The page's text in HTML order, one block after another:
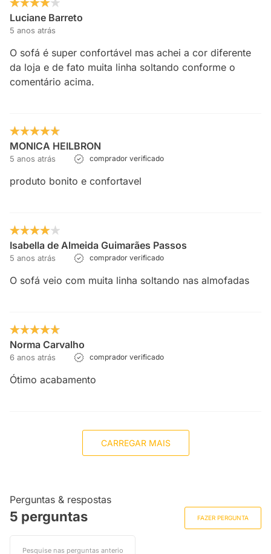
Luciane Barreto
5 anos atrás
O sofá é super confortável mas achei a cor diferente
da loja e de fato muita linha soltando conforme o
comentário acima.
MONICA HEILBRON
5 anos atrás comprador verificado
produto bonito e confortavel
Isabella de Almeida Guimarães Passos
5 anos atrás comprador verificado
O sofá veio com muita linha soltando nas almofadas
Norma Carvalho
6 anos atrás comprador verificado
Ótimo acabamento
CARREGAR MAIS
Perguntas & respostas
5 perguntas FAZER PERGUNTA